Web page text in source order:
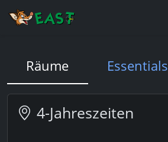
Räume Essentials
4-Jahreszeiten